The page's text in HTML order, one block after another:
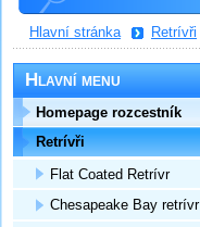
Hlavní stránka Retrívři
Hlavní menu
Homepage rozcestník
Retrívři
Flat Coated Retrívr
Chesapeake Bay retrívr